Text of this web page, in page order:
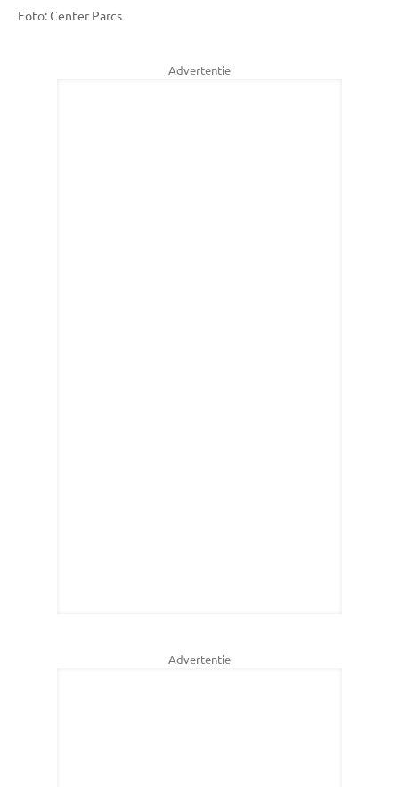
Foto: Center Parcs
Advertentie
Advertentie